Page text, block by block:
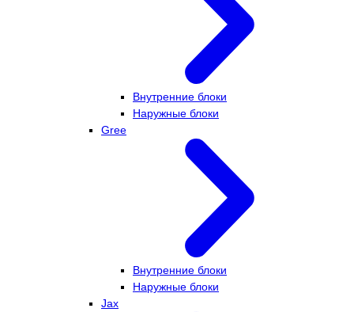
Внутренние блоки
Наружные блоки
Gree
Внутренние блоки
Наружные блоки
Jax